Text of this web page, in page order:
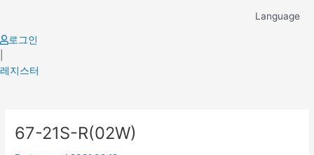
content
Language
로그인
레지스터
67-21S-R(02W)
navigation